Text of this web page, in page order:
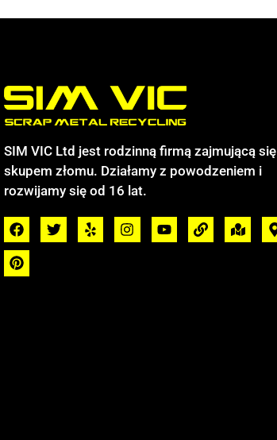
SIM VIC Ltd jest rodzinną firmą zajmującą się
skupem złomu. Działamy z powodzeniem i
rozwijamy się od 16 lat.